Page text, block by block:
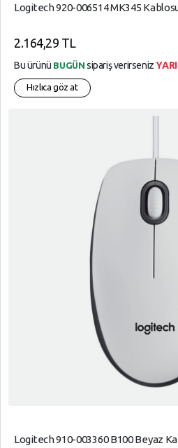
Logitech 920-006514 MK345
2.164,29 TL
Bu ürünü BUGÜN sipariş verirseniz
Hızlıca göz at
Logitech 910-003360 B100 Beyaz